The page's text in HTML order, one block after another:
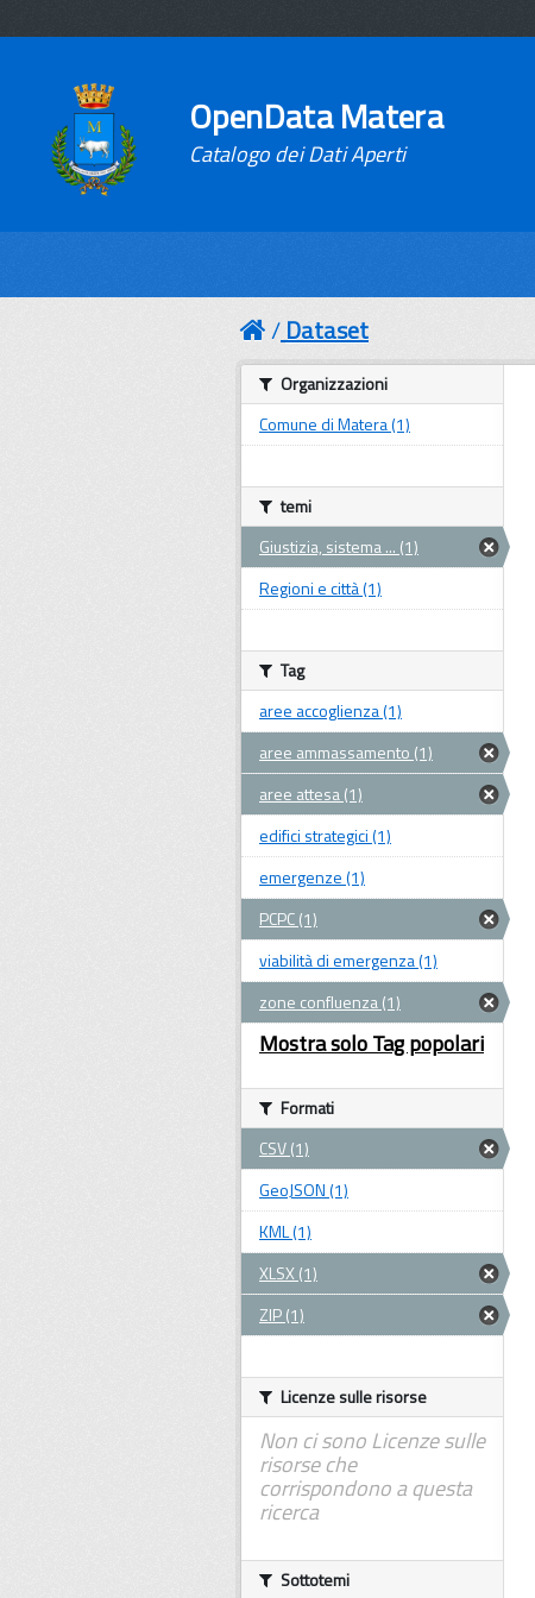
OpenData Matera
Catalogo dei Dati Aperti
Dataset
Organizzazioni
Comune di Matera (1)
temi
Giustizia, sistema ... (1)
Regioni e città (1)
Tag
aree accoglienza (1)
aree ammassamento (1)
aree attesa (1)
edifici strategici (1)
emergenze (1)
PCPC (1)
viabilità di emergenza (1)
zone confluenza (1)
Mostra solo Tag popolari
Formati
CSV (1)
GeoJSON (1)
KML (1)
XLSX (1)
ZIP (1)
Licenze sulle risorse
Non ci sono Licenze sulle
risorse che
corrispondono a questa
ricerca
Sottotemi